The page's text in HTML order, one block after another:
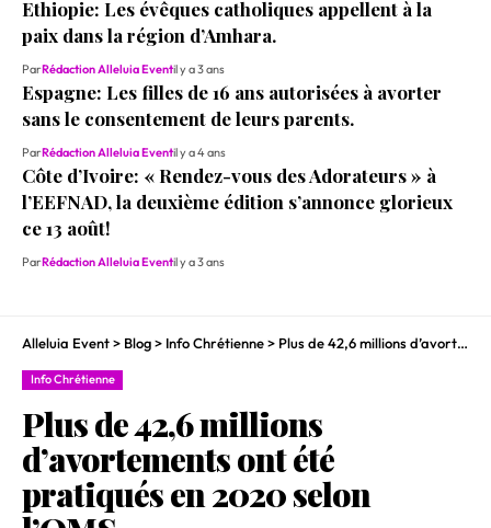
Ethiopie: Les évêques catholiques appellent à la
paix dans la région d’Amhara.
ParRédaction Alleluia Eventil y a 3 ans
Espagne: Les filles de 16 ans autorisées à avorter
sans le consentement de leurs parents.
ParRédaction Alleluia Eventil y a 4 ans
Côte d’Ivoire: « Rendez-vous des Adorateurs » à
l’EEFNAD, la deuxième édition s’annonce glorieux
ce 13 août!
ParRédaction Alleluia Eventil y a 3 ans
Alleluia Event> Blog> Info Chrétienne> Plus de 42,6 millions d’avortements ont été pratiqués en 2020 selon l’OMS.
Info Chrétienne
Plus de 42,6 millions
d’avortements ont été
pratiqués en 2020 selon